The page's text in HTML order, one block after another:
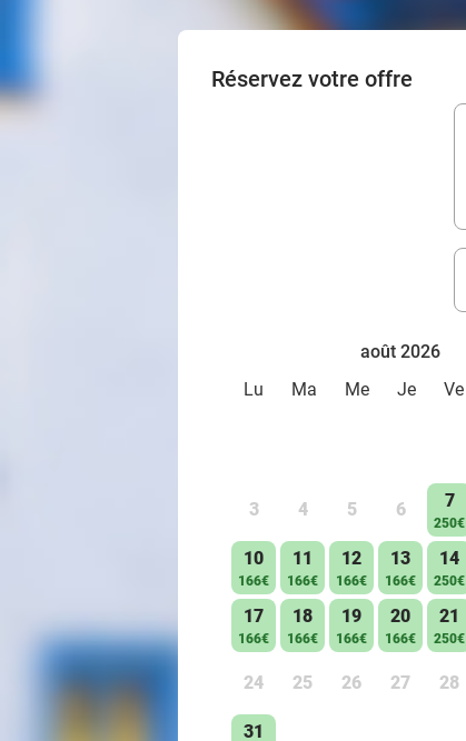
Réservez votre offre
août 2026
Lu
Ma Me Je Ve
3 4 5 6 7
250€
10
166€
11
166€
12
166€
13
166€
14
250€
17
166€
18
166€
19
166€
20
166€
21
250€
24 25 26 27 28
31